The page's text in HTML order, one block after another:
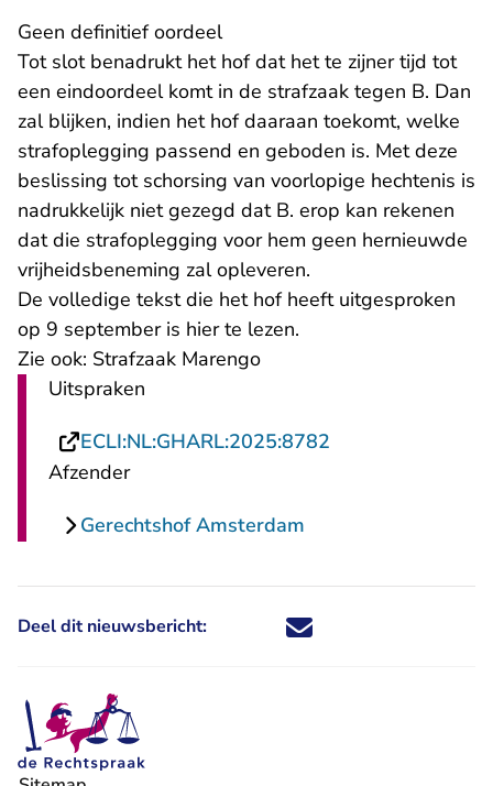
Geen definitief oordeel
Tot slot benadrukt het hof dat het te zijner tijd tot
een eindoordeel komt in de strafzaak tegen B. Dan
zal blijken, indien het hof daaraan toekomt, welke
strafoplegging passend en geboden is. Met deze
beslissing tot schorsing van voorlopige hechtenis is
nadrukkelijk niet gezegd dat B. erop kan rekenen
dat die strafoplegging voor hem geen hernieuwde
vrijheidsbeneming zal opleveren.
De volledige tekst die het hof heeft uitgesproken
op 9 september is hier te lezen.
Zie ook: Strafzaak Marengo
Uitspraken
ECLI:NL:GHARL:2025:8782
Afzender
Gerechtshof Amsterdam
Deel dit nieuwsbericht: Deel dit nieuwsbericht via X -
Deel dit nieuwsbericht via
Deel dit nieuwsbericht
Deel dit